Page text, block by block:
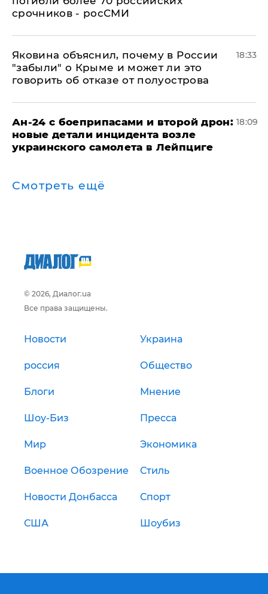
срочников - росСМИ
Яковина объяснил, почему в России
"забыли" о Крыме и может ли это
говорить об отказе от полуострова
18:33
Ан-24 с боеприпасами и второй дрон:
новые детали инцидента возле
украинского самолета в Лейпциге
18:09
Смотреть ещё
© 2026, Диалог.ua
Все права защищены.
Новости Украина
россия Общество
Блоги Мнение
Шоу-Биз Пресса
Мир Экономика
Военное Обозрение Стиль
Новости Донбасса Спорт
США Шоубиз